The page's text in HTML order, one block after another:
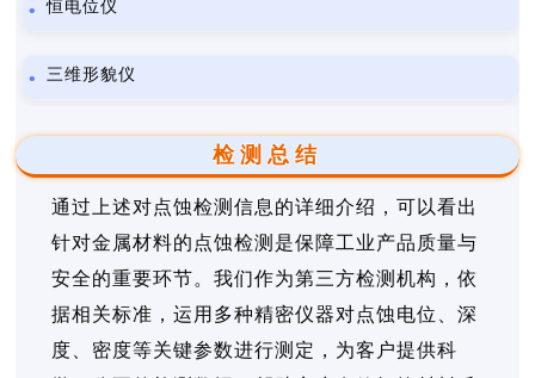
恒电位仪
三维形貌仪
检测总结
通过上述对点蚀检测信息的详细介绍，可以看出
针对金属材料的点蚀检测是保障工业产品质量与
安全的重要环节。我们作为第三方检测机构，依
据相关标准，运用多种精密仪器对点蚀电位、深
度、密度等关键参数进行测定，为客户提供科